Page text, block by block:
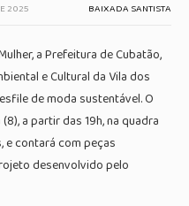
2025 BAIXADA SANTISTA
a Prefeitura de Cubatão,
e Cultural da Vila dos
de moda sustentável. O
a partir das 19h, na quadra
e contará com peças
desenvolvido pelo